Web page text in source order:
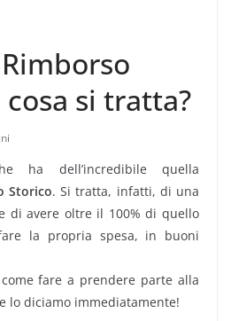
si tratta?
ha dell’incredibile quella
Storico. Si tratta, infatti, di una
di avere oltre il 100% di quello
la propria spesa, in buoni
fare a prendere parte alla
lo diciamo immediatamente!